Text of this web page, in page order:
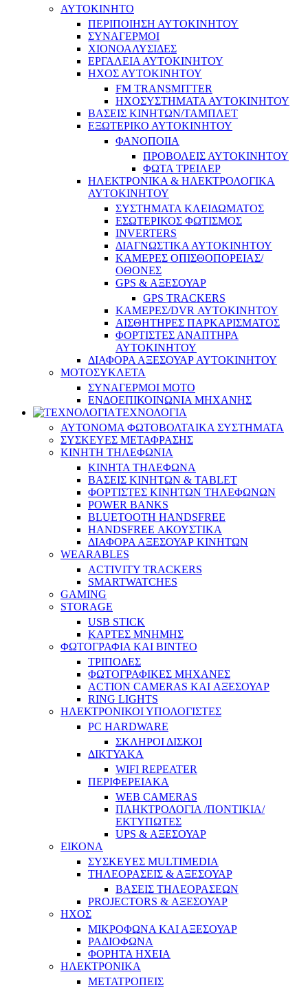
ΑΥΤΟΚΙΝΗΤΟ
ΠΕΡΙΠΟΙΗΣΗ ΑΥΤΟΚΙΝΗΤΟΥ
ΣΥΝΑΓΕΡΜΟΙ
ΧΙΟΝΟΑΛΥΣΙΔΕΣ
ΕΡΓΑΛΕΙΑ ΑΥΤΟΚΙΝΗΤΟΥ
ΗΧΟΣ ΑΥΤΟΚΙΝΗΤΟΥ
FM TRANSMITTER
ΗΧΟΣΥΣΤΗΜΑΤΑ ΑΥΤΟΚΙΝΗΤΟΥ
ΒΑΣΕΙΣ ΚΙΝΗΤΩΝ/ΤΑΜΠΛΕΤ
ΕΞΩΤΕΡΙΚΟ ΑΥΤΟΚΙΝΗΤΟΥ
ΦΑΝΟΠΟΙΙΑ
ΠΡΟΒΟΛΕΙΣ ΑΥΤΟΚΙΝΗΤΟΥ
ΦΩΤΑ ΤΡΕΙΛΕΡ
ΗΛΕΚΤΡΟΝΙΚΑ & ΗΛΕΚΤΡΟΛΟΓΙΚΑ
ΑΥΤΟΚΙΝΗΤΟΥ
ΣΥΣΤΗΜΑΤΑ ΚΛΕΙΔΩΜΑΤΟΣ
ΕΣΩΤΕΡΙΚΟΣ ΦΩΤΙΣΜΟΣ
INVERTERS
ΔΙΑΓΝΩΣΤΙΚΑ ΑΥΤΟΚΙΝΗΤΟΥ
ΚΑΜΕΡΕΣ ΟΠΙΣΘΟΠΟΡΕΙΑΣ/
ΟΘΟΝΕΣ
GPS & ΑΞΕΣΟΥΑΡ
GPS TRACKERS
ΚΑΜΕΡΕΣ/DVR ΑΥΤΟΚΙΝΗΤΟΥ
ΑΙΣΘΗΤΗΡΕΣ ΠΑΡΚΑΡΙΣΜΑΤΟΣ
ΦΟΡΤΙΣΤΕΣ ΑΝΑΠΤΗΡΑ
ΑΥΤΟΚΙΝΗΤΟΥ
ΔΙΑΦΟΡΑ ΑΞΕΣΟΥΑΡ ΑΥΤΟΚΙΝΗΤΟΥ
ΜΟΤΟΣΥΚΛΕΤΑ
ΣΥΝΑΓΕΡΜΟΙ ΜΟΤΟ
ΕΝΔΟΕΠΙΚΟΙΝΩΝΙΑ ΜΗΧΑΝΗΣ
ΤΕΧΝΟΛΟΓΙΑ
ΑΥΤΟΝΟΜΑ ΦΩΤΟΒΟΛΤΑΙΚΑ ΣΥΣΤΗΜΑΤΑ
ΣΥΣΚΕΥΕΣ ΜΕΤΑΦΡΑΣΗΣ
ΚΙΝΗΤΗ ΤΗΛΕΦΩΝΙΑ
ΚΙΝΗΤΑ ΤΗΛΕΦΩΝΑ
ΒΑΣΕΙΣ ΚΙΝΗΤΩΝ & TABLET
ΦΟΡΤΙΣΤΕΣ ΚΙΝΗΤΩΝ ΤΗΛΕΦΩΝΩΝ
POWER BANKS
BLUETOOTH HANDSFREE
HANDSFREE ΑΚΟΥΣΤΙΚΑ
ΔΙΑΦΟΡΑ ΑΞΕΣΟΥΑΡ ΚΙΝΗΤΩΝ
WEARABLES
ACTIVITY TRACKERS
SMARTWATCHES
GAMING
STORAGE
USB STICK
ΚΑΡΤΕΣ ΜΝΗΜΗΣ
ΦΩΤΟΓΡΑΦΙΑ ΚΑΙ ΒΙΝΤΕΟ
ΤΡΙΠΟΔΕΣ
ΦΩΤΟΓΡΑΦΙΚΕΣ ΜΗΧΑΝΕΣ
ACTION CAMERAS KAI ΑΞΕΣΟΥΑΡ
RING LIGHTS
ΗΛΕΚΤΡΟΝΙΚΟΙ ΥΠΟΛΟΓΙΣΤΕΣ
PC HARDWARE
ΣΚΛΗΡΟΙ ΔΙΣΚΟΙ
ΔΙΚΤΥΑΚΑ
WIFI REPEATER
ΠΕΡΙΦΕΡΕΙΑΚΑ
WEB CAMERAS
ΠΛΗΚΤΡΟΛΟΓΙΑ /ΠΟΝΤΙΚΙΑ/
ΕΚΤΥΠΩΤΕΣ
UPS & ΑΞΕΣΟΥΑΡ
ΕΙΚΟΝΑ
ΣΥΣΚΕΥΕΣ MULTIMEDIA
ΤΗΛΕΟΡΑΣΕΙΣ & ΑΞΕΣΟΥΑΡ
ΒΑΣΕΙΣ ΤΗΛΕΟΡΑΣΕΩΝ
PROJECTORS & ΑΞΕΣΟΥΑΡ
ΗΧΟΣ
ΜΙΚΡΟΦΩΝΑ ΚΑΙ ΑΞΕΣΟΥΑΡ
ΡΑΔΙΟΦΩΝΑ
ΦΟΡΗΤΑ ΗΧΕΙΑ
ΗΛΕΚΤΡΟΝΙΚΑ
ΜΕΤΑΤΡΟΠΕΙΣ